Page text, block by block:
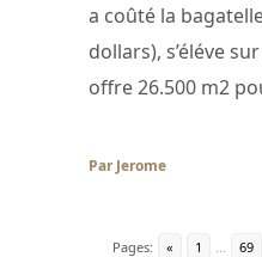
a coûté la
dollars), s’éléve
offre 26.500 m2
Par Jerome
Pages: « 1 69